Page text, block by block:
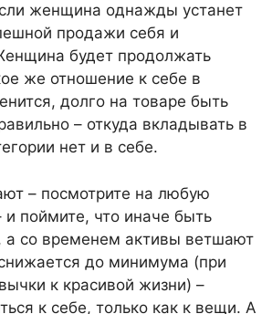
женщина однажды устанет
продажи себя и
будет продолжать
же отношение к себе в
долго на товаре быть
– откуда вкладывать в
нет и в себе.
– посмотрите на любую
поймите, что иначе быть
а со временем активы ветшают
до минимума (при
к красивой жизни) –
к себе, только как к вещи. А